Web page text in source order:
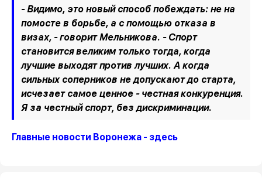
- Видимо, это новый способ побеждать: не на
помосте в борьбе, а с помощью отказа в
визах, - говорит Мельникова. - Спорт
становится великим только тогда, когда
лучшие выходят против лучших. А когда
сильных соперников не допускают до старта,
исчезает самое ценное - честная конкуренция.
Я за честный спорт, без дискриминации.
Главные новости Воронежа - здесь